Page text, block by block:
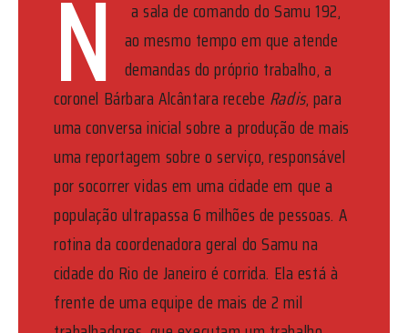
N
a sala de comando do Samu 192,
ao mesmo tempo em que atende
demandas do próprio trabalho, a
coronel Bárbara Alcântara recebe Radis, para
uma conversa inicial sobre a produção de mais
uma reportagem sobre o serviço, responsável
por socorrer vidas em uma cidade em que a
população ultrapassa 6 milhões de pessoas. A
rotina da coordenadora geral do Samu na
cidade do Rio de Janeiro é corrida. Ela está à
frente de uma equipe de mais de 2 mil